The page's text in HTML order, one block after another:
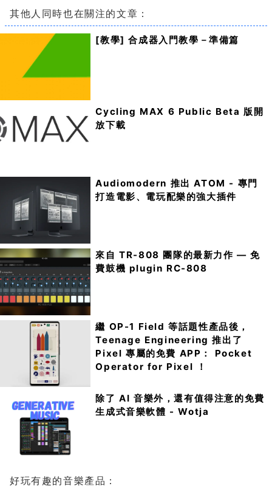
其他人同時也在關注的文章：
[教學] 合成器入門教學－準備篇
Cycling MAX 6 Public Beta 版開
放下載
Audiomodern 推出 ATOM - 專門
打造電影、電玩配樂的強大插件
來自 TR-808 團隊的最新力作 — 免
費鼓機 plugin RC-808
繼 OP-1 Field 等話題性產品後，
Teenage Engineering 推出了
Pixel 專屬的免費 APP： Pocket
Operator for Pixel ！
除了 AI 音樂外，還有值得注意的免費
生成式音樂軟體 - Wotja
好玩有趣的音樂產品：